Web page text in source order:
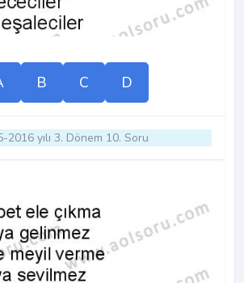
B C D
2016 yılı 3. Dönem 10. Soru